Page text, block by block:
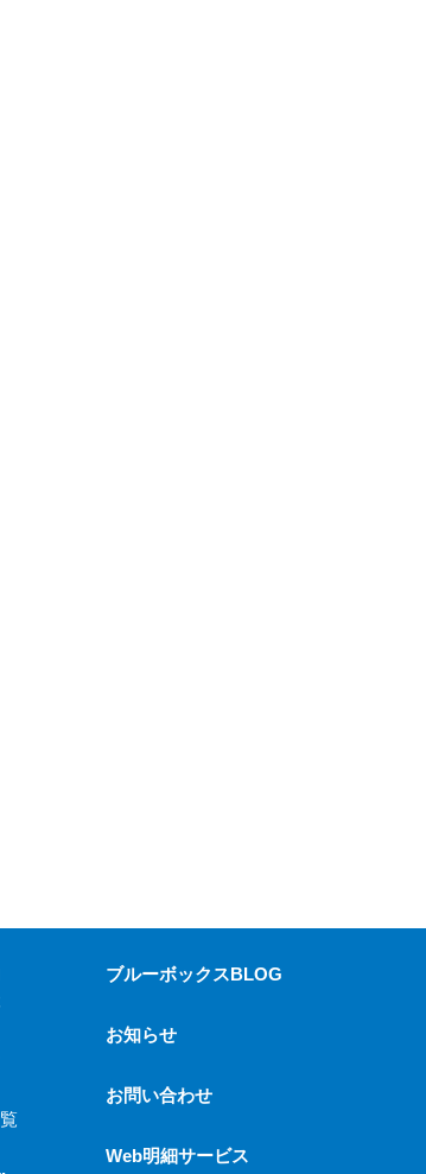
ブルーボックスBLOG
お知らせ
お問い合わせ
Web明細サービス